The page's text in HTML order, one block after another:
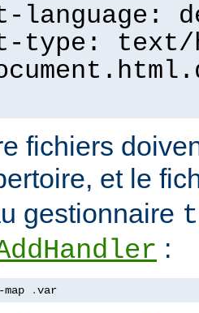
language:
type: text/
fichiers
et le
gestionnaire
:
.var